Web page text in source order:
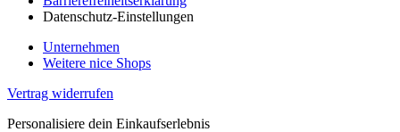
Datenschutz-Einstellungen
Unternehmen
Weitere nice Shops
Vertrag widerrufen
Personalisiere dein Einkaufserlebnis